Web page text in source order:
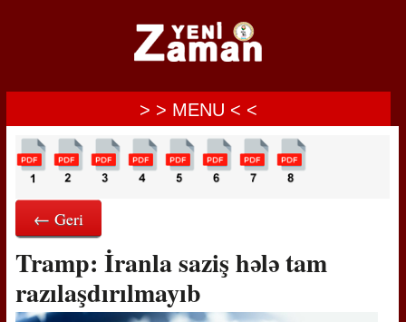
> > MENU < <
← Geri
Tramp: İranla saziş hələ tam
razılaşdırılmayıb